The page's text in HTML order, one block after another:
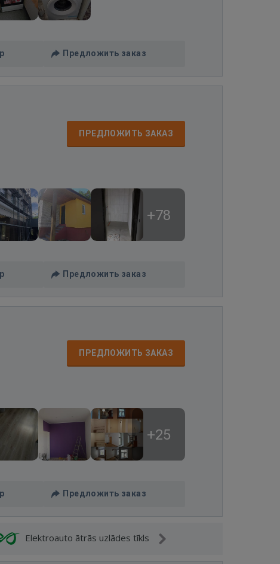
Предложить заказ
ПРЕДЛОЖИТЬ ЗАКАЗ
+78
Предложить заказ
ПРЕДЛОЖИТЬ ЗАКАЗ
+25
Предложить заказ
Elektroauto ātrās uzlādes tīkls